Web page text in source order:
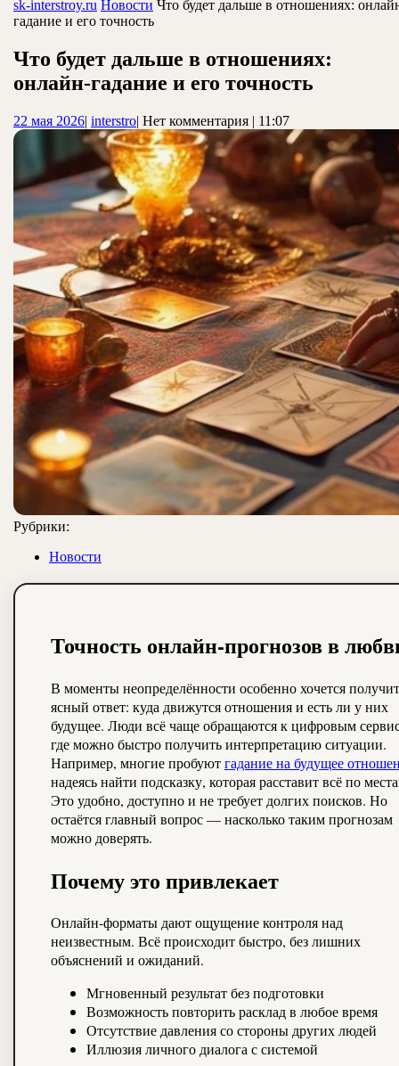
sk-interstroy.ru Новости Что будет дальше в отношениях:
гадание и его точность
Что будет дальше в отношениях:
онлайн-гадание и его точность
22 мая 202622
мая
2026
| interstrointerstro
| Нет комментария | 11:07
Рубрики:
Новости
Точность онлайн-прогнозов в
В моменты неопределённости особенно хочется
ясный ответ: куда движутся отношения и есть ли у них
будущее. Люди всё чаще обращаются к цифровым
где можно быстро получить интерпретацию ситуации.
Например, многие пробуютгадание на будущее
надеясь найти подсказку, которая расставит всё по
Это удобно, доступно и не требует долгих поисков. Но
остаётся главный вопрос — насколько таким прогнозам
можно доверять.
Почему это привлекает
Онлайн-форматы дают ощущение контроля над
неизвестным. Всё происходит быстро, без лишних
объяснений и ожиданий.
Мгновенный результат без подготовки
Возможность повторить расклад в любое время
Отсутствие давления со стороны других людей
Иллюзия личного диалога с системой